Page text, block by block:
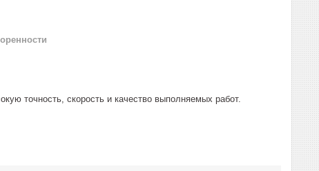
точность, скорость и качество выполняемых работ.